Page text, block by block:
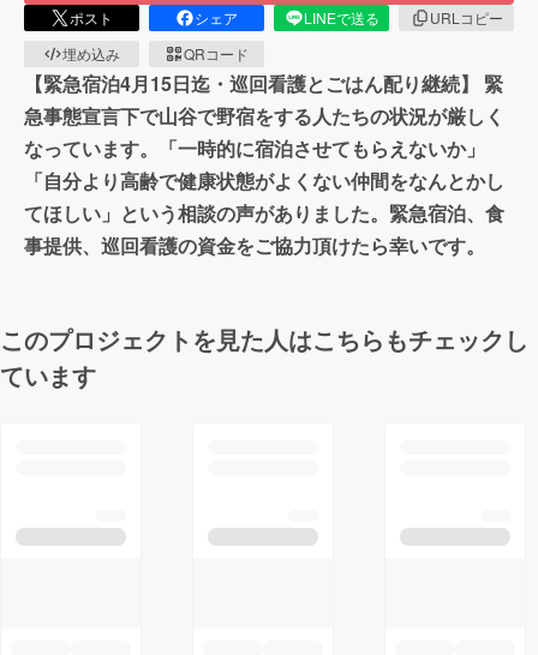
ポスト シェア LINEで送る
URLコピー
埋め込み
QRコード
【緊急宿泊4月15日迄・巡回看護とごはん配り継続】 緊
急事態宣言下で山谷で野宿をする人たちの状況が厳しく
なっています。「一時的に宿泊させてもらえないか」
「自分より高齢で健康状態がよくない仲間をなんとかし
てほしい」という相談の声がありました。緊急宿泊、食
事提供、巡回看護の資金をご協力頂けたら幸いです。
このプロジェクトを見た人はこちらもチェックし
ています